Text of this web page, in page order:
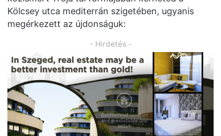
Kölcsey utca mediterrán szigetében, ugyanis
megérkezett az újdonságuk:
- Hirdetés -